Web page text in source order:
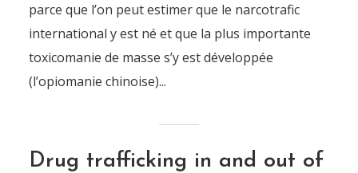
parce que l’on peut estimer que le narcotrafic
international y est né et que la plus importante
toxicomanie de masse s’y est développée
(l’opiomanie chinoise)...
Drug trafficking in and out of